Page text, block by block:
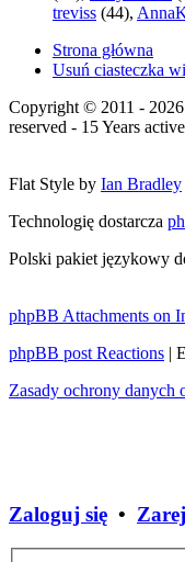
treviss (44),
Strona główna
Usuń ciasteczka
Copyright © 2011 -
reserved - 15 Years
Flat Style by Ian Bradley
Technologię dostarcza
Polski pakiet językowy
phpBB Attachments on
phpBB post Reactions |
Zasady ochrony danych
Zaloguj się •